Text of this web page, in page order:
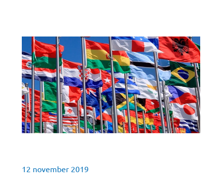
12 november 2019